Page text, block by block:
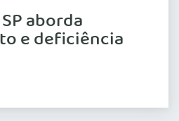
aborda
e deficiência